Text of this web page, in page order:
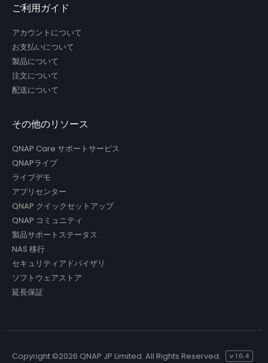
ご利用ガイド
アカウントについて
お支払いについて
製品について
注文について
配送について
その他のリソース
QNAP Care サポートサービス
QNAPライブ
ライブデモ
アプリセンター
QNAP クイックセットアップ
QNAP コミュニティ
製品サポートステータス
NAS 移行
セキュリティアドバイザリ
ソフトウェアストア
延長保証
Copyright ©2026 QNAP JP Limited. All Rights Reserved. v 1.6.4